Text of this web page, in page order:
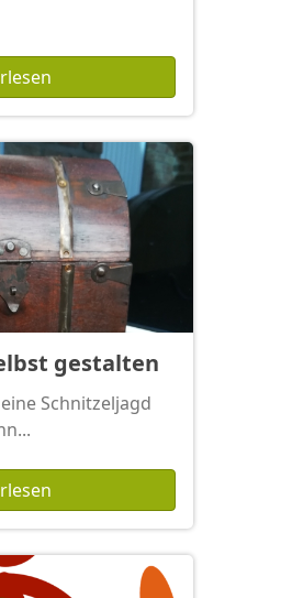
gestalten
Schnitzeljagd